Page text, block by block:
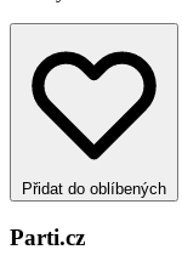
Přidat do oblíbených
Parti.cz